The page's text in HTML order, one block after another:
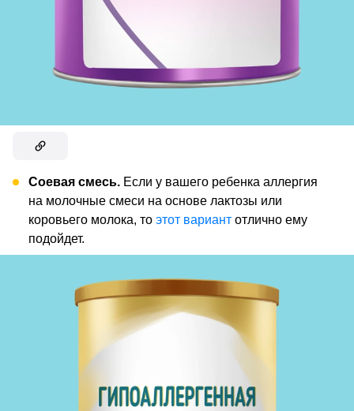
Соевая смесь. Если у вашего ребенка аллергия
на молочные смеси на основе лактозы или
коровьего молока, то этот вариант отлично ему
подойдет.